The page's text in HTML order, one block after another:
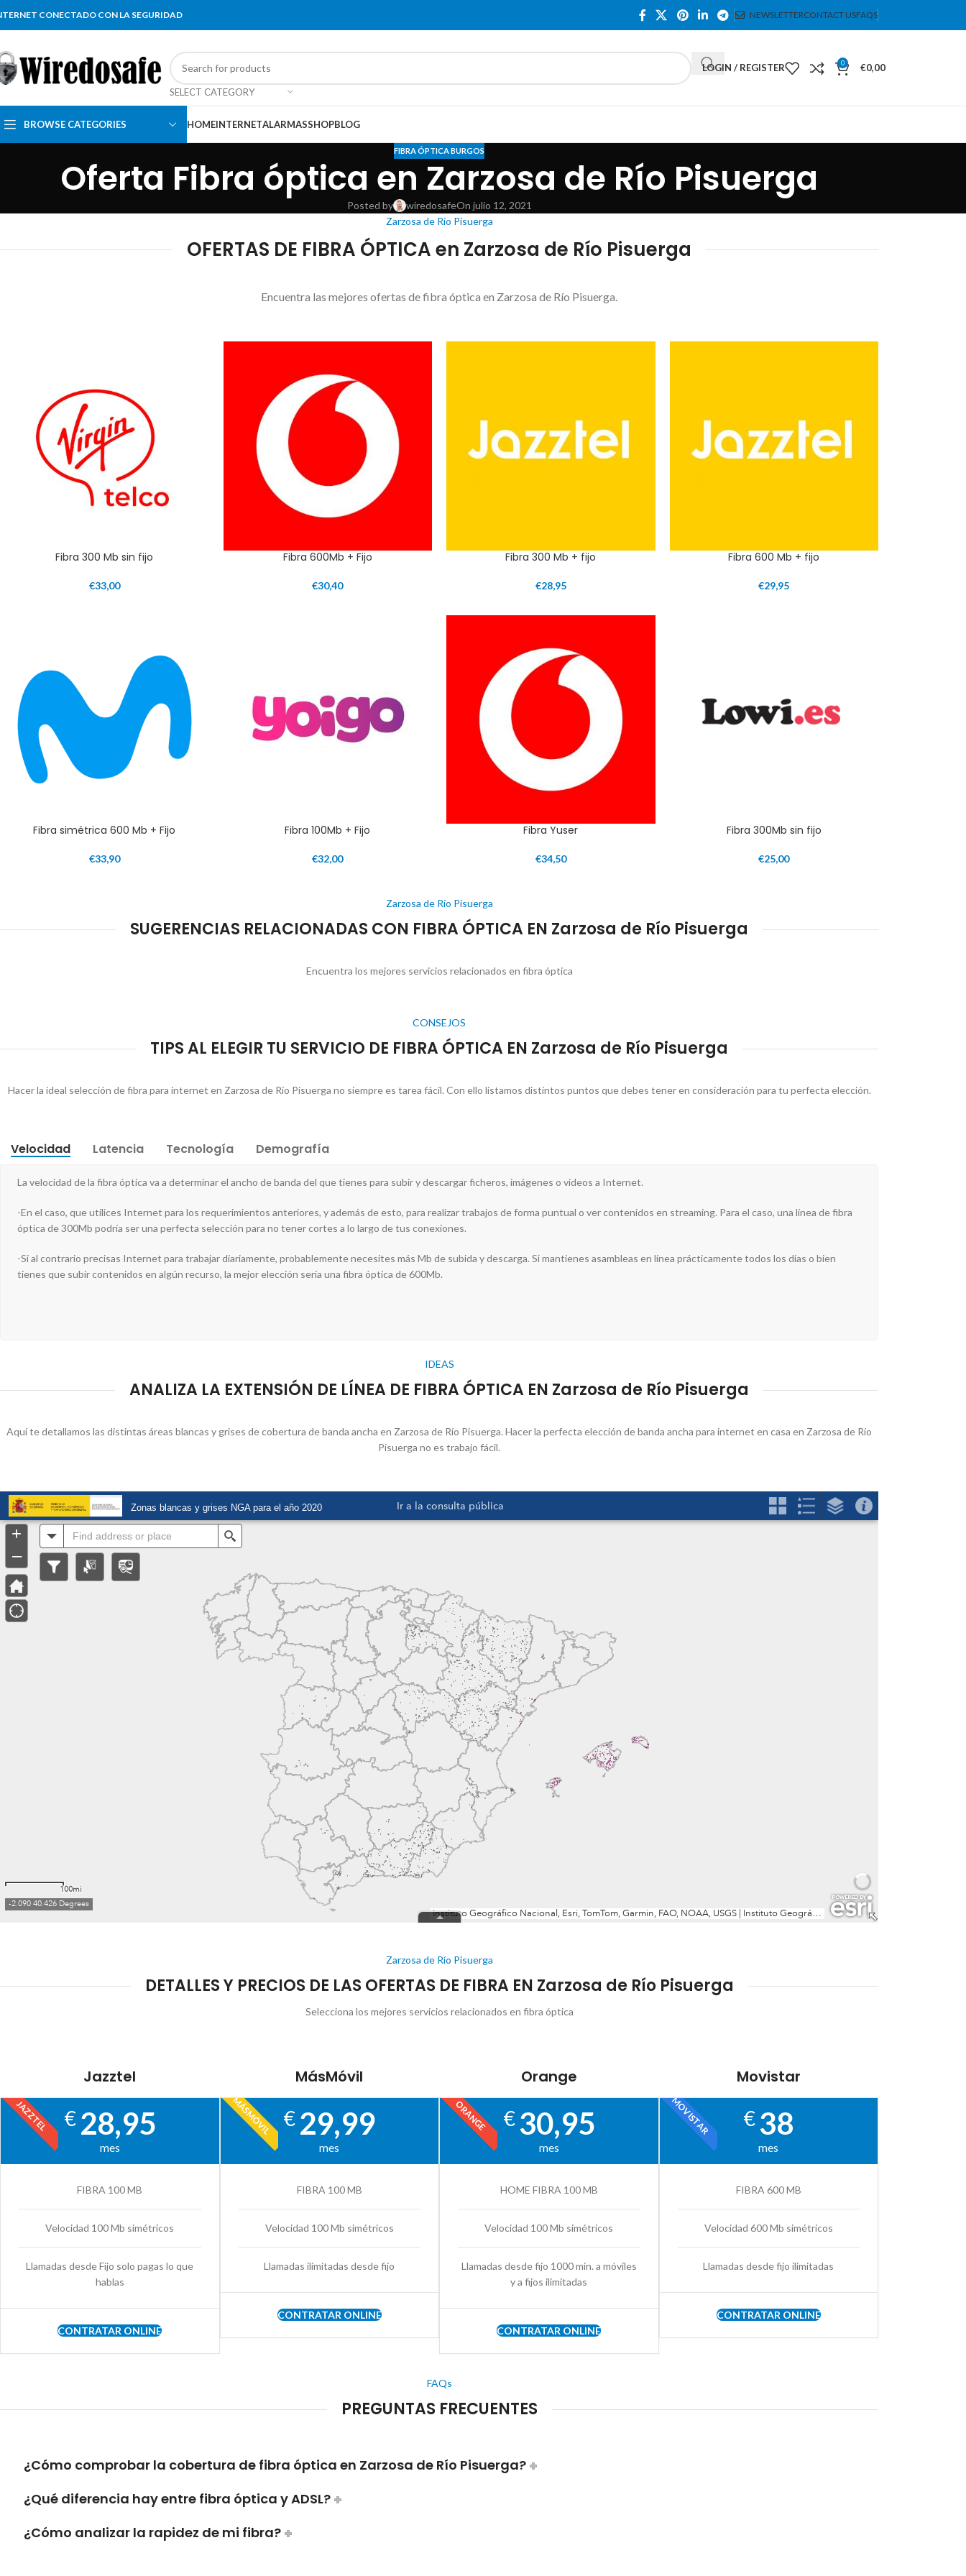
CONECTADO CON LA SEGURIDAD NEWSLETTERCONTACT USFAQS
SELECT CATEGORY
LOGIN / REGISTER 0 €0,00
BROWSE CATEGORIES HOMEINTERNETALARMASSHOPBLOG
FIBRA ÓPTICA BURGOS
Oferta Fibra óptica en Zarzosa de Río Pisuerga
Posted by wiredosafeOn julio 12, 2021
Zarzosa de Río Pisuerga
OFERTAS DE FIBRA ÓPTICA en Zarzosa de Río Pisuerga
Encuentra las mejores ofertas de fibra óptica en Zarzosa de Río Pisuerga.
Fibra 300 Mb sin fijo
€33,00
Fibra 600Mb + Fijo
€30,40
Fibra 300 Mb + fijo
€28,95
Fibra 600 Mb + fijo
€29,95
Fibra simétrica 600 Mb + Fijo
€33,90
Fibra 100Mb + Fijo
€32,00
Fibra Yuser
€34,50
Fibra 300Mb sin fijo
€25,00
Zarzosa de Río Pisuerga
SUGERENCIAS RELACIONADAS CON FIBRA ÓPTICA EN Zarzosa de Río Pisuerga
Encuentra los mejores servicios relacionados en fibra óptica
CONSEJOS
TIPS AL ELEGIR TU SERVICIO DE FIBRA ÓPTICA EN Zarzosa de Río Pisuerga
Hacer la ideal selección de fibra para internet en Zarzosa de Río Pisuerga no siempre es tarea fácil. Con ello listamos distintos puntos que debes tener en consideración para tu perfecta elección.
Velocidad Latencia Tecnología Demografía
La velocidad de la fibra óptica va a determinar el ancho de banda del que tienes para subir y descargar ficheros, imágenes o videos a Internet.
-En el caso, que utilices Internet para los requerimientos anteriores, y además de esto, para realizar trabajos de forma puntual o ver contenidos en streaming. Para el caso, una línea de fibra
óptica de 300Mb podría ser una perfecta selección para no tener cortes a lo largo de tus conexiones.
-Si al contrario precisas Internet para trabajar diariamente, probablemente necesites más Mb de subida y descarga. Si mantienes asambleas en línea prácticamente todos los días o bien
tienes que subir contenidos en algún recurso, la mejor elección sería una fibra óptica de 600Mb.
IDEAS
ANALIZA LA EXTENSIÓN DE LÍNEA DE FIBRA ÓPTICA EN Zarzosa de Río Pisuerga
Aquí te detallamos las distintas áreas blancas y grises de cobertura de banda ancha en Zarzosa de Río Pisuerga. Hacer la perfecta elección de banda ancha para internet en casa en Zarzosa de Río
Pisuerga no es trabajo fácil.
Zarzosa de Río Pisuerga
DETALLES Y PRECIOS DE LAS OFERTAS DE FIBRA EN Zarzosa de Río Pisuerga
Selecciona los mejores servicios relacionados en fibra óptica
Jazztel
JAZZTEL € 28,95
mes
FIBRA 100 MB
Velocidad 100 Mb simétricos
Llamadas desde Fijo solo pagas lo que
hablas
CONTRATAR ONLINE
MásMóvil
MÁSMÓVIL € 29,99
mes
FIBRA 100 MB
Velocidad 100 Mb simétricos
Llamadas ilimitadas desde fijo
CONTRATAR ONLINE
Orange
ORANGE €30,95
mes
HOME FIBRA 100 MB
Velocidad 100 Mb simétricos
Llamadas desde fijo 1000 min. a móviles
y a fijos ilimitadas
CONTRATAR ONLINE
Movistar
MOVISTAR €38
mes
FIBRA 600 MB
Velocidad 600 Mb simétricos
Llamadas desde fijo ilimitadas
CONTRATAR ONLINE
FAQs
PREGUNTAS FRECUENTES
¿Cómo comprobar la cobertura de fibra óptica en Zarzosa de Río Pisuerga?
¿Qué diferencia hay entre fibra óptica y ADSL?
¿Cómo analizar la rapidez de mi fibra?